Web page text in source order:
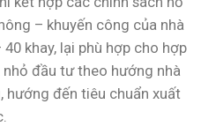
– khuyến công của nhà
khay, lại phù hợp cho hợp
đầu tư theo hướng nhà
hướng đến tiêu chuẩn xuất